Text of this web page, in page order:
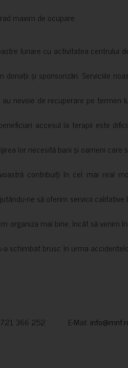
maxim de ocupare.
lunare cu activitatea centrului
donații și sponsorizări. Serviciile
nevoie de recuperare pe termen
accesul la terapii este
lor necesită bani și oameni care
contribuiți în cel mai real
ne să oferim servicii
organiza mai bine, încât să venim
a schimbat brusc în urma
366 252 E-Mail: